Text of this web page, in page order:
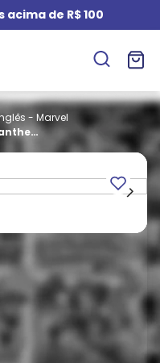
de R$ 100
- Marvel
2 #